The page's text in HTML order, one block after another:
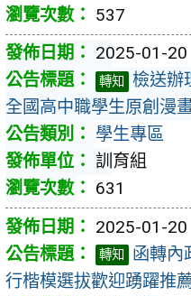
537
2025-01-20
轉知
檢送辦
全國高中職學生原創漫
學生專區
訓育組
631
2025-01-20
轉知
函轉內
行楷模選拔歡迎踴躍推